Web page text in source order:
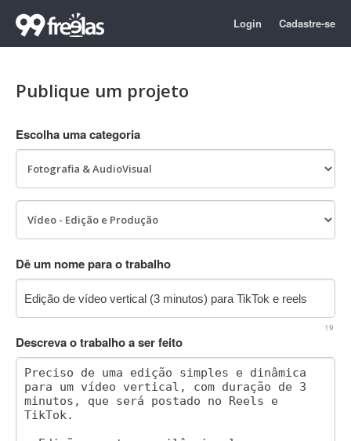
Login Cadastre-se
Publique um projeto
Escolha uma categoria
Dê um nome para o trabalho
19
Descreva o trabalho a ser feito